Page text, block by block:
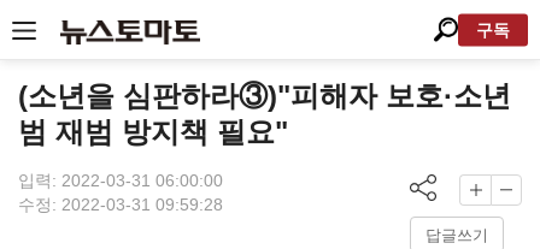
구독
(소년을 심판하라③)"피해자 보호·소년
범 재범 방지책 필요"
입력: 2022-03-31 06:00:00
수정: 2022-03-31 09:59:28
답글쓰기